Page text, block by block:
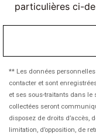
particulières ci-
** Les données
contacter et sont
et ses sous-traitants dans le
collectées seront
disposez de droits d’accès,
limitation, d’opposition, de